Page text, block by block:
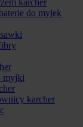
karcher
do myjek
myjki
karcher